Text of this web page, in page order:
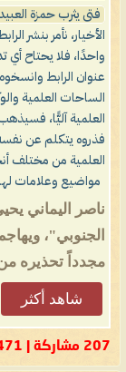
فتى يثرب حمزة
الأخيار، نأمر بنشر
واحدًا، فلا يحتاح أي
عنوان الرابط
الساحات العلمية
العلمية آليًّا،
فذروه يتكلم عن
العلمية من مختلف
مواضيع وعلامات
ناصر اليماني
الجنوبي"،
مجدداً تحذيره
شاهد أكثر
207 مشاركة | 81471 مشاهدة